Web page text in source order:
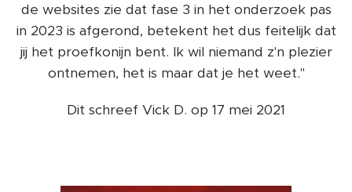
de websites zie dat fase 3 in het onderzoek pas
in 2023 is afgerond, betekent het dus feitelijk dat
jij het proefkonijn bent. Ik wil niemand z'n plezier
ontnemen, het is maar dat je het weet."
Dit schreef Vick D. op 17 mei 2021